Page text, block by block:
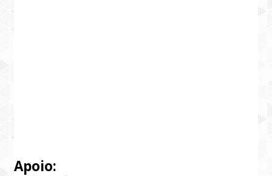
Apoio: